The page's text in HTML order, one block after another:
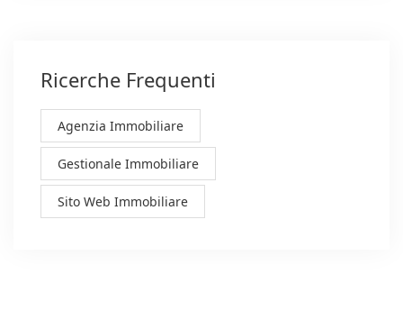
Ricerche Frequenti
Agenzia Immobiliare
Gestionale Immobiliare
Sito Web Immobiliare